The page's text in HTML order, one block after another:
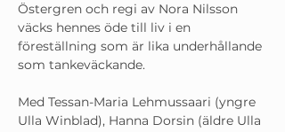
Östergren och regi av Nora Nilsson
väcks hennes öde till liv i en
föreställning som är lika underhållande
som tankeväckande.
Med Tessan-Maria Lehmussaari (yngre
Ulla Winblad), Hanna Dorsin (äldre Ulla